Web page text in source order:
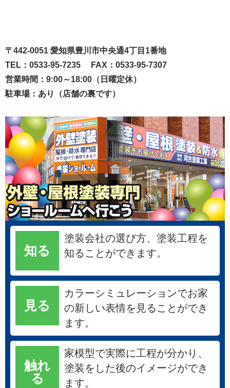
〒442-0051 愛知県豊川市中央通4丁目1番地
TEL：0533-95-7235 FAX：0533-95-7307
営業時間：9:00～18:00（日曜定休）
駐車場：あり（店舗の裏です）
知る
塗装会社の選び方、塗装工程を
知ることができます。
見る
カラーシミュレーションでお家
の新しい表情を見ることができ
ます。
触れ
る
家模型で実際に工程が分かり、
塗装をした後のイメージができ
ます。